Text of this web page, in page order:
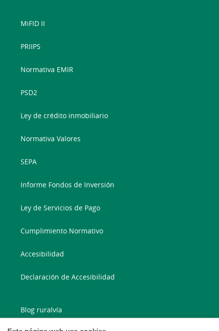
MiFID II
PRIIPS
Normativa EMIR
PSD2
Ley de crédito inmobiliario
Normativa Valores
SEPA
Informe Fondos de Inversión
Ley de Servicios de Pago
Cumplimiento Normativo
Accesibilidad
Declaración de Accesibilidad
Blog ruralvía